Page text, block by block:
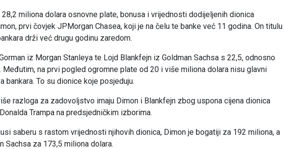
miliona dolara osnovne plate, bonusa i vrijednosti dodijeljenih dionica
prvi čovjek JPMorgan Chasea, koji je na čelu te banke već 11 godina. On titulu
drži već drugu godinu zaredom.
iz Morgan Stanleya te Lojd Blankfejn iz Goldman Sachsa s 22,5, odnosno
Međutim, na prvi pogled ogromne plate od 20 i više miliona dolara nisu glavni
bankara. To su dionice koje posjeduju.
razloga za zadovoljstvo imaju Dimon i Blankfejn zbog uspona cijena dionica
Trampa na predsjedničkim izborima.
saberu s rastom vrijednosti njihovih dionica, Dimon je bogatiji za 192 miliona, a
Sachsa za 173,5 miliona dolara.